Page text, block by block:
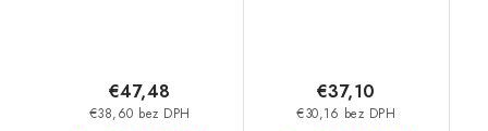
€38,60 bez DPH
€47,48
€30,16 bez DPH
€37,10